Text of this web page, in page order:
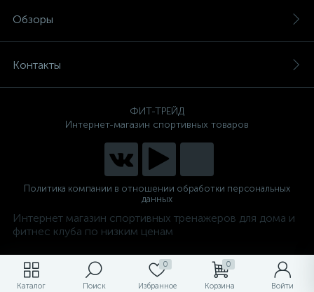
Каталог Поиск
0
Избранное
0
Корзина Войти
Обзоры
Контакты
ФИТ-ТРЕЙД
Интернет-магазин спортивных товаров
Политика компании в отношении обработки персональных
данных
Интернет магазин спортивных тренажеров для дома и
фитнес клуба по низким ценам